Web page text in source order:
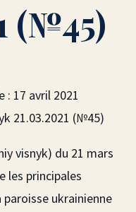
(№45)
: 17 avril 2021
21.03.2021 (№45)
visnyk) du 21 mars
les principales
ukrainienne